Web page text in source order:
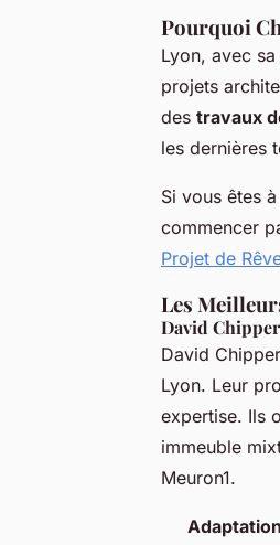
Pourquoi
Lyon, avec
projets
des travaux
les dernières
Si vous êtes
commencer
Projet de
Les
David
David
Lyon. Leur
expertise. Ils
immeuble
Meuron1.